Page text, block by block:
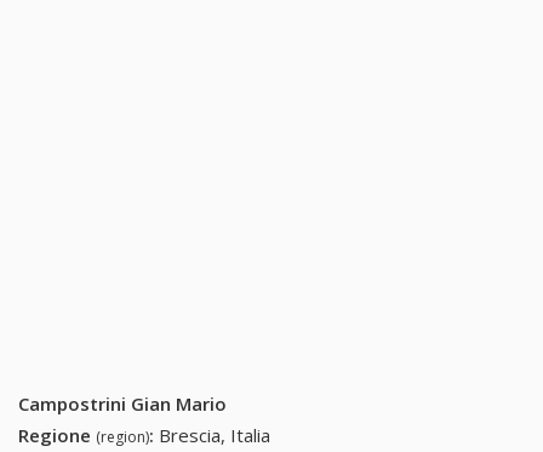
Campostrini Gian Mario
Regione (region): Brescia, Italia